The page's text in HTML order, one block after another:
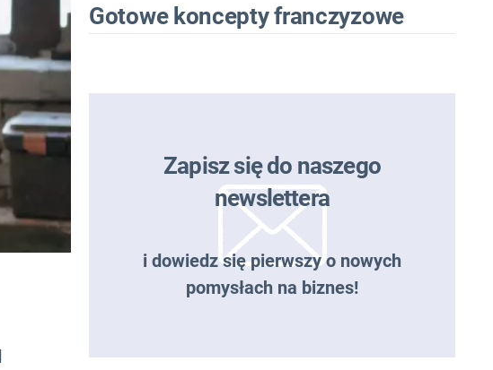
Gotowe koncepty franczyzowe
Zapisz się do naszego
newslettera
i dowiedz się pierwszy o nowych
pomysłach na biznes!